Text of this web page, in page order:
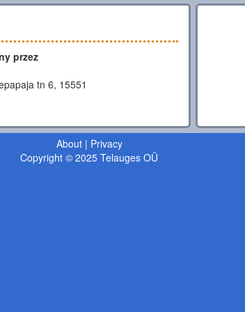
przez
tn 6, 15551
About| Privacy
Copyright © 2025 Telauges OÜ